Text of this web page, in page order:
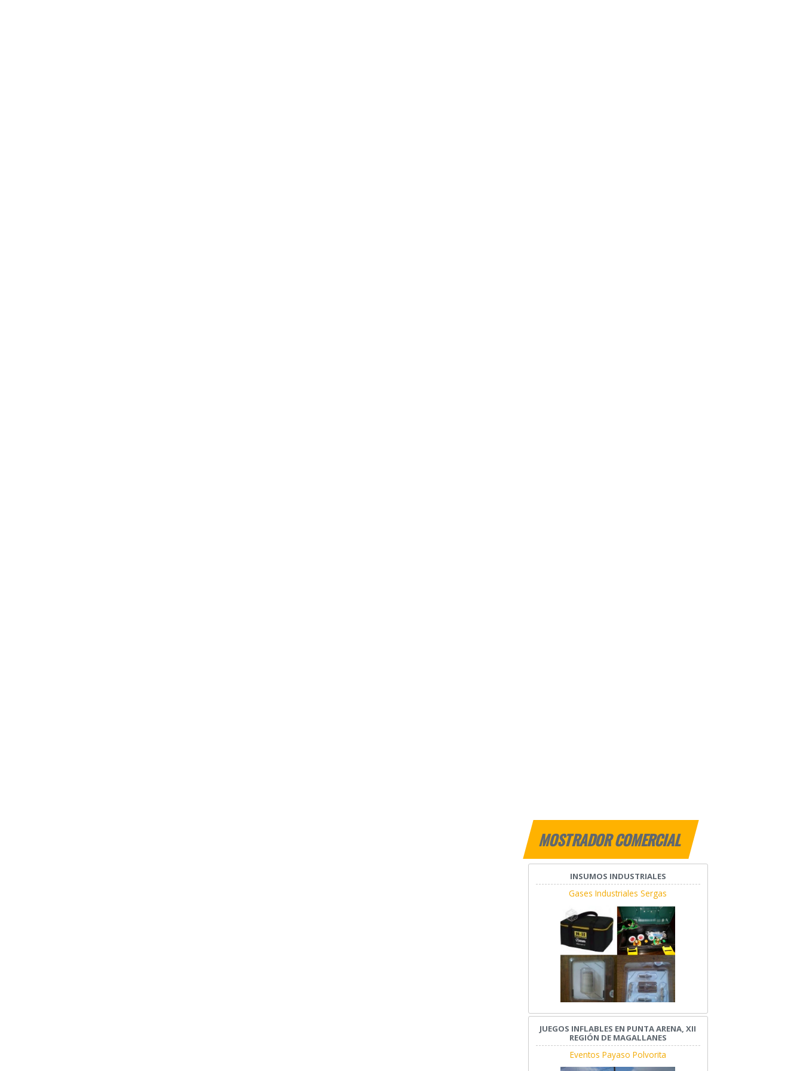
MOSTRADOR COMERCIAL
INSUMOS INDUSTRIALES
Gases Industriales Sergas
JUEGOS INFLABLES EN PUNTA ARENA, XII
REGIÓN DE MAGALLANES
Eventos Payaso Polvorita